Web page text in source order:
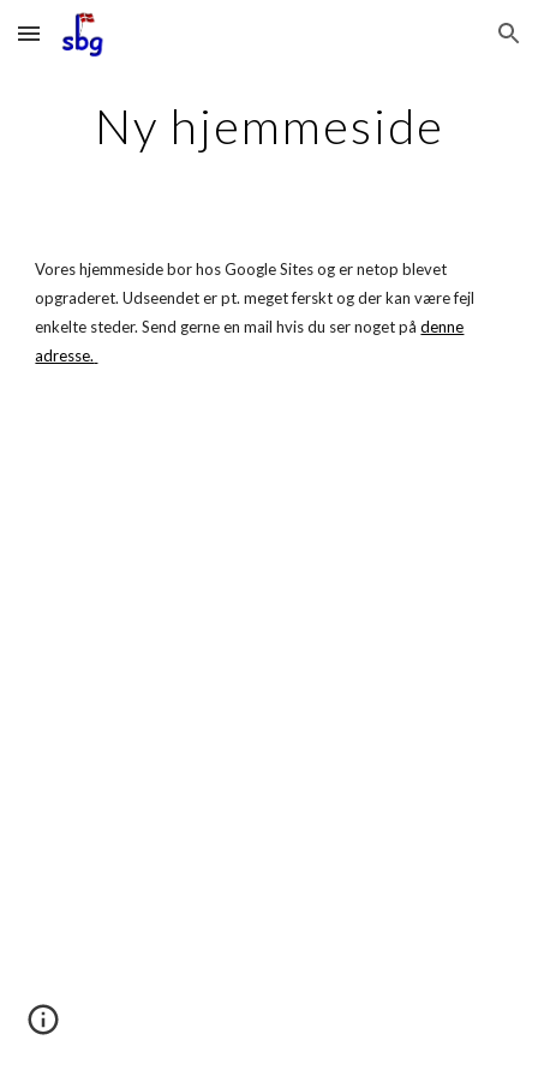
Skip to main content Skip to navigation
Ny hjemmeside
Vores hjemmeside bor hos Google Sites og er netop blevet
opgraderet. Udseendet er pt. meget ferskt og der kan være fejl
enkelte steder. Send gerne en mail hvis du ser noget pådenne
adresse.